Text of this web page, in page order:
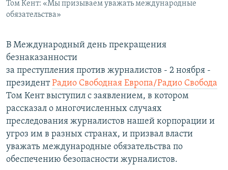
Том Кент: «Мы призываем уважать международные
обязательства»
В Международный день прекращения
безнаказанности
за преступления против журналистов - 2 ноября -
президентРадио Свободная Европа/Радио Свобода
Том Кент выступил с заявлением, в котором
рассказал о многочисленных случаях
преследования журналистов нашей корпорации и
угроз им в разных странах, и призвал власти
уважать международные обязательства по
обеспечению безопасности журналистов.